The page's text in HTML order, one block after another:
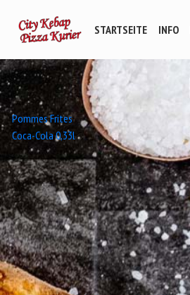
STARTSEITE INFO
Beitrags-
Navigation
Pommes Frites
Coca-Cola 0,33l